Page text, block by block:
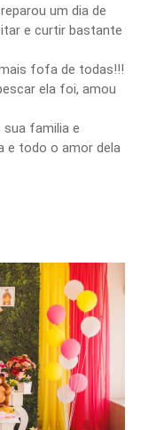
um dia de
e curtir bastante
fofa de todas!!!
ela foi, amou
familia e
e todo o amor dela